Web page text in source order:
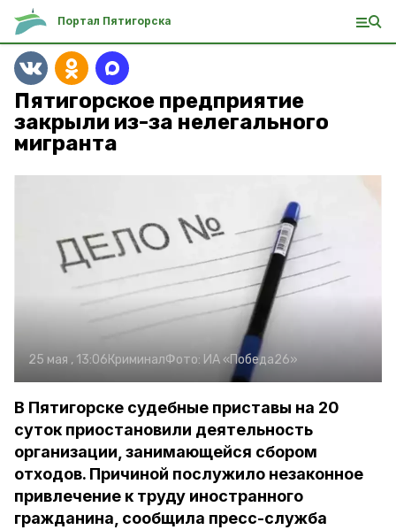
Портал Пятигорска
Пятигорское предприятие
закрыли из-за нелегального
мигранта
25 мая , 13:06КриминалФото: ИА «Победа26»
В Пятигорске судебные приставы на 20
суток приостановили деятельность
организации, занимающейся сбором
отходов. Причиной послужило незаконное
привлечение к труду иностранного
гражданина, сообщила пресс-служба